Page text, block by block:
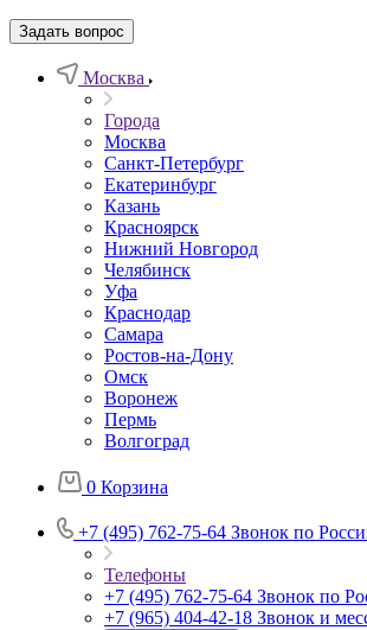
Задать вопрос
Москва
Города
Москва
Санкт-Петербург
Екатеринбург
Казань
Красноярск
Нижний Новгород
Челябинск
Уфа
Краснодар
Самара
Ростов-на-Дону
Омск
Воронеж
Пермь
Волгоград
0 Корзина
+7 (495) 762-75-64 Звонок по
Телефоны
+7 (495) 762-75-64 Звонок по
+7 (965) 404-42-18 Звонок и